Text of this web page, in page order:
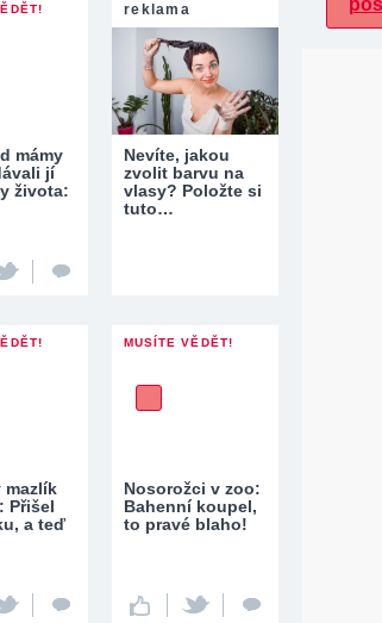
mámy
jí
života:
reklama
Nevíte, jakou
zvolit barvu na
vlasy? Položte si
tuto…
mazlík
Přišel
a teď
MUSÍTE VĚDĚT!
Nosorožci v zoo:
Bahenní koupel,
to pravé blaho!